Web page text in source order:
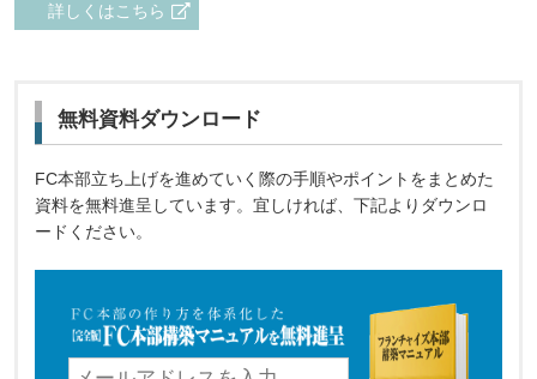
詳しくはこちら
無料資料ダウンロード
FC本部立ち上げを進めていく際の手順やポイントをまとめた
資料を無料進呈しています。宜しければ、下記よりダウンロ
ードください。